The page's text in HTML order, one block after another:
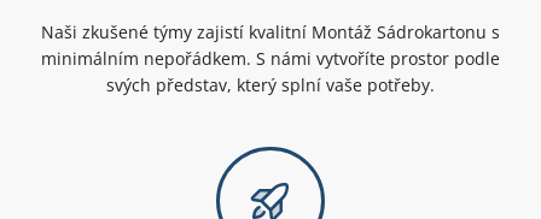
Naši zkušené týmy zajistí kvalitní Montáž Sádrokartonu s
minimálním nepořádkem. S námi vytvoříte prostor podle
svých představ, který splní vaše potřeby.